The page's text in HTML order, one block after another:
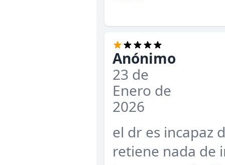
Anónimo
23 de
Enero de
2026
el dr es incapaz
retiene nada de